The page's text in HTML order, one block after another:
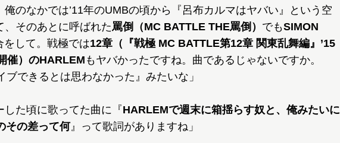
俺のなかでは’11年のUMBの頃から『呂布カルマはヤバい』という空
、そのあとに呼ばれた罵倒（MC BATTLE THE罵倒） でもSIMON
をして。戦極では12章（『戦極 MC BATTLE第12章 関東乱舞編』’15
催）のHARLEM もヤバかったですね。曲であるじゃないですか。
ブできるとは思わなかった』みたいな」
した頃に歌ってた曲に『HARLEMで週末に箱揺らす奴と、俺みたいに
その差って何』って歌詞がありますね」